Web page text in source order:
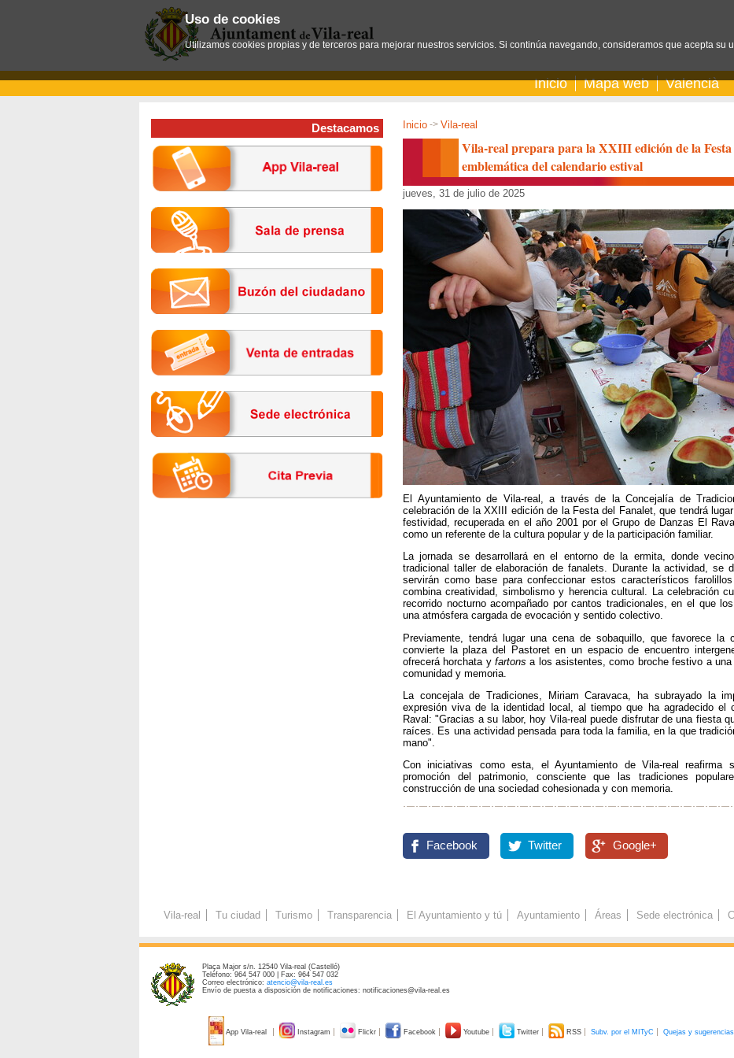
Inicio Mapa web Valencià
Inicio -> Vila-real
Vila-real prepara para la XXIII edición de la
emblemática del calendario estival
jueves, 31 de julio de 2025
El Ayuntamiento de Vila-real, a través de la Concejalía de
celebración de la XXIII edición de la Festa del Fanalet, que tendrá
festividad, recuperada en el año 2001 por el Grupo de Danzas El
como un referente de la cultura popular y de la participación familiar.
La jornada se desarrollará en el entorno de la ermita, donde
tradicional taller de elaboración de fanalets. Durante la actividad, se
servirán como base para confeccionar estos característicos
combina creatividad, simbolismo y herencia cultural. La celebración
recorrido nocturno acompañado por cantos tradicionales, en el que los
una atmósfera cargada de evocación y sentido colectivo.
Previamente, tendrá lugar una cena de sobaquillo, que favorece la
convierte la plaza del Pastoret en un espacio de encuentro
ofrecerá horchata yfartons a los asistentes, como broche festivo a
comunidad y memoria.
La concejala de Tradiciones, Miriam Caravaca, ha subrayado la
expresión viva de la identidad local, al tiempo que ha agradecido el
Raval: "Gracias a su labor, hoy Vila-real puede disfrutar de una fiesta
raíces. Es una actividad pensada para toda la familia, en la que
mano".
Con iniciativas como esta, el Ayuntamiento de Vila-real reafirma
promoción del patrimonio, consciente que las tradiciones
construcción de una sociedad cohesionada y con memoria.
Facebook Twitter Google+
Destacamos
Vila-real Tu ciudad Turismo Transparencia El Ayuntamiento y tú Ayuntamiento Áreas Sede electrónica
Plaça Major s/n. 12540 Vila-real (Castelló)
Teléfono: 964 547 000 | Fax: 964 547 032
Correo electrónico: atencio@vila-real.es
Envío de puesta a disposición de notificaciones: notificaciones@vila-real.es
App Vila-real Instagram Flickr Facebook Youtube Twitter RSS Subv. por el MITyC Quejas y sugerencias
Uso de cookies
Utilizamos cookies propias y de terceros para mejorar nuestros servicios. Si continúa navegando, consideramos que acepta su